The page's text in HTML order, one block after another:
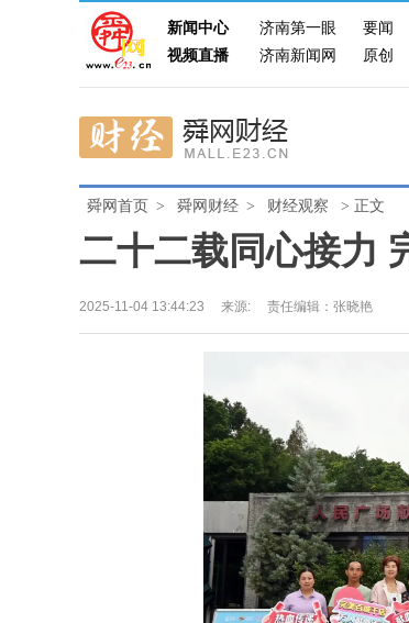
新闻中心 济南第一眼 要闻
视频直播
济南新闻网 原创
舜网首页 > 舜网财经 > 财经观察 > 正文
二十二载同心接力
2025-11-04 13:44:23 来源: 责任编辑：张晓艳